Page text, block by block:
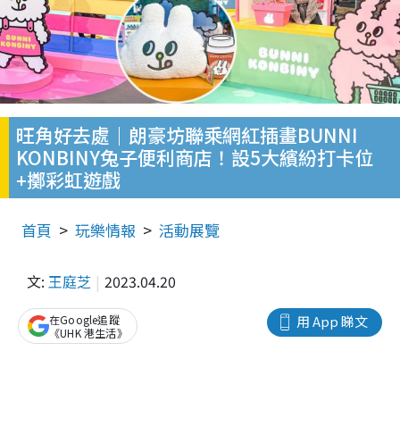
旺角好去處｜朗豪坊聯乘網紅插畫BUNNI
KONBINY兔子便利商店！設5大繽紛打卡位
+擲彩虹遊戲
首頁 玩樂情報 活動展覽
文: 王庭芝 2023.04.20
用 App 睇文
在Google追蹤
《UHK 港生活》